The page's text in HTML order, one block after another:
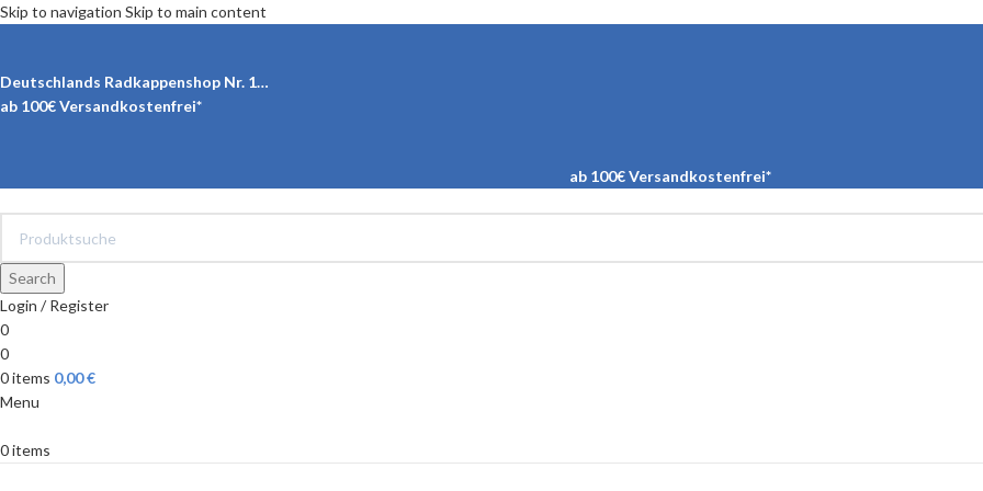
Skip to navigation Skip to main content
Deutschlands Radkappenshop Nr. 1…
ab 100€ Versandkostenfrei*
ab 100€ Versandkostenfrei*
Search
Login / Register
0
0
0items 0,00€
Menu
0items